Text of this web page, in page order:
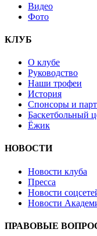
Видео
Фото
КЛУБ
О клубе
Руководство
Наши трофеи
История
Спонсоры и
Баскетбольный
Ёжик
НОВОСТИ
Новости клуба
Пресса
Новости
Новости
ПРАВОВЫЕ